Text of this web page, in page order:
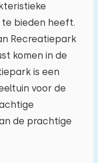
te bieden heeft.
Recreatiepark
komen in de
is een
voor de
de prachtige
30